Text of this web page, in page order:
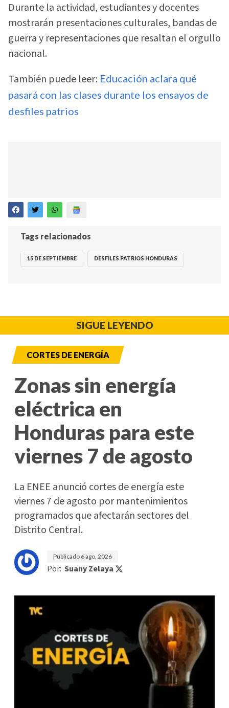
Durante la actividad, estudiantes y docentes
mostrarán presentaciones culturales, bandas de
guerra y representaciones que resaltan el orgullo
nacional.
También puede leer: Educación aclara qué
pasará con las clases durante los ensayos de
desfiles patrios
Tags relacionados
15 DE SEPTIEMBRE DESFILES PATRIOS HONDURAS
SIGUE LEYENDO
CORTES DE ENERGÍA
Zonas sin energía
eléctrica en
Honduras para este
viernes 7 de agosto
La ENEE anunció cortes de energía este
viernes 7 de agosto por mantenimientos
programados que afectarán sectores del
Distrito Central.
Publicado 6 ago. 2026
Por: Suany Zelaya